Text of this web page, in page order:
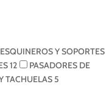
ESQUINEROS Y SOPORTES
12
PASADORES DE
TACHUELAS 5